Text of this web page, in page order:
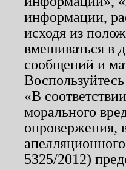
информации,
исходя из
вмешиваться в
сообщений и
«В
морального
опровержения,
5325/2012)